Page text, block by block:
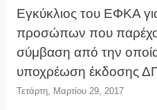
Εγκύκλιος του ΕΦΚΑ
προσώπων που
σύμβαση από την
υποχρέωση έκδοσης
Τετάρτη, Μαρτίου 29, 2017